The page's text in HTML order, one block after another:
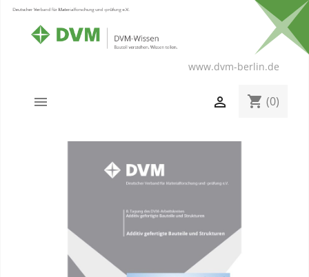
www.dvm-berlin.de
 shopping_cart (0)
